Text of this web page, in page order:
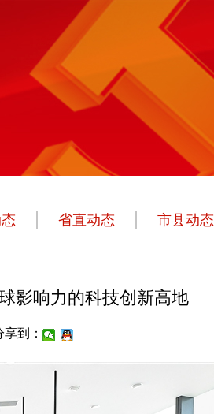
省直动态 市县动态
影响力的科技创新高地
享到：